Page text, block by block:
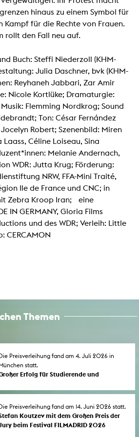
hinaus zu einem Symbol für
Kampf für die Rechte von Frauen.
rollt den Fall neu auf.
Buch: Steffi Niederzoll (KHM-
Julia Daschner, bvk (KHM-
Reyhaneh Jabbari, Zar Amir
Nicole Kortlüke; Dramaturgie:
Flemming Nordkrog; Sound
Ton: César Fernández
Robert; Szenenbild: Miren
Céline Loiseau, Sina
Melanie Andernach,
WDR: Jutta Krug; Förderung:
NRW, FFA-Mini Traité,
Ile de France und CNC; in
Zebra Kroop Iran; eine
IN GERMANY, Gloria Films
und des WDR; Verleih: Little
CERCAMON
Themen
Preisverleihung fand am 4. Juli 2026 in
statt.
Erfolg für Studierende und
2026
Year Had 364 Days” des KHM-Studenten
Almourad Aldeeb wurde vom Publikum als
bester internationaler Film mit dem
Preisverleihung fand am 14. Juni 2026 statt.
Koutzev mit dem Großen Preis der
beim Festival FILMADRID 2026